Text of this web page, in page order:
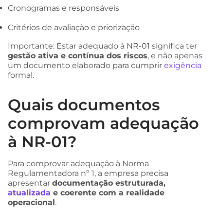
Cronogramas e responsáveis
Critérios de avaliação e priorização
Importante: Estar adequado à NR-01 significa ter
gestão ativa e contínua dos riscos, e não apenas
um documento elaborado para cumprir exigência
formal.
Quais documentos
comprovam adequação
à NR-01?
Para comprovar adequação à Norma
Regulamentadora nº 1, a empresa precisa
apresentar documentação estruturada,
atualizada e coerente com a realidade
operacional.